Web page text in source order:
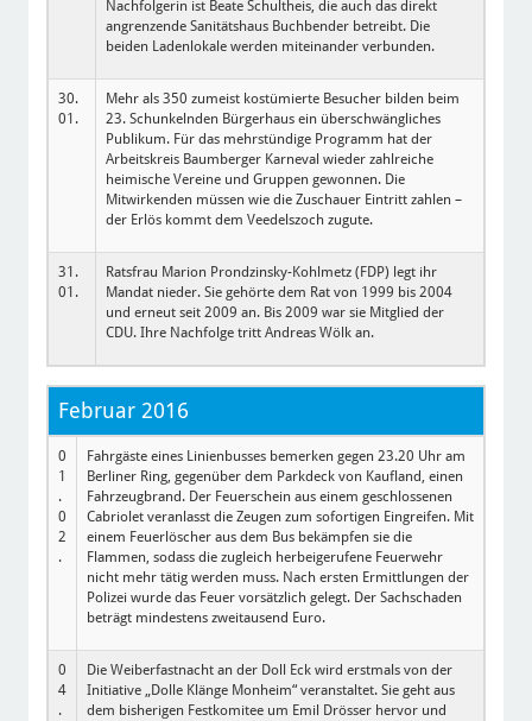
Nachfolgerin ist Beate Schultheis, die auch das direkt
angrenzende Sanitätshaus Buchbender betreibt. Die
beiden Ladenlokale werden miteinander verbunden.
30.
01.
Mehr als 350 zumeist kostümierte Besucher bilden beim
23. Schunkelnden Bürgerhaus ein überschwängliches
Publikum. Für das mehrstündige Programm hat der
Arbeitskreis Baumberger Karneval wieder zahlreiche
heimische Vereine und Gruppen gewonnen. Die
Mitwirkenden müssen wie die Zuschauer Eintritt zahlen –
der Erlös kommt dem Veedelszoch zugute.
31.
01.
Ratsfrau Marion Prondzinsky-Kohlmetz (FDP) legt ihr
Mandat nieder. Sie gehörte dem Rat von 1999 bis 2004
und erneut seit 2009 an. Bis 2009 war sie Mitglied der
CDU. Ihre Nachfolge tritt Andreas Wölk an.
Februar 2016
0
1
.
0
2
.
Fahrgäste eines Linienbusses bemerken gegen 23.20 Uhr am
Berliner Ring, gegenüber dem Parkdeck von Kaufland, einen
Fahrzeugbrand. Der Feuerschein aus einem geschlossenen
Cabriolet veranlasst die Zeugen zum sofortigen Eingreifen. Mit
einem Feuerlöscher aus dem Bus bekämpfen sie die
Flammen, sodass die zugleich herbeigerufene Feuerwehr
nicht mehr tätig werden muss. Nach ersten Ermittlungen der
Polizei wurde das Feuer vorsätzlich gelegt. Der Sachschaden
beträgt mindestens zweitausend Euro.
0
4
.
Die Weiberfastnacht an der Doll Eck wird erstmals von der
Initiative „Dolle Klänge Monheim“ veranstaltet. Sie geht aus
dem bisherigen Festkomitee um Emil Drösser hervor und